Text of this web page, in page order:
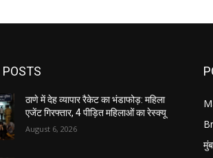
POSTS
ठाणे में देह व्यापार रैकेट का भंडाफोड़: महिला
एजेंट गिरफ्तार, 4 पीड़ित महिलाओं का रेस्क्यू
August 6, 2026